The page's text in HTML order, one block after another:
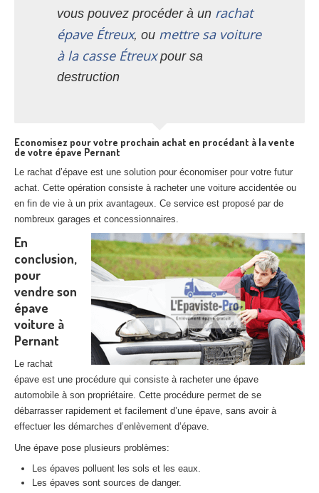
vous pouvez procéder à un rachat
épave Étreux, ou mettre sa voiture
à la casse Étreuxpour sa
destruction
Economisez pour votre prochain achat en procédant à la vente
de votre épave Pernant
Le rachat d’épave est une solution pour économiser pour votre futur
achat. Cette opération consiste à racheter une voiture accidentée ou
en fin de vie à un prix avantageux. Ce service est proposé par de
nombreux garages et concessionnaires.
En
conclusion,
pour
vendre son
épave
voiture à
Pernant
Le rachat
épave est une procédure qui consiste à racheter une épave
automobile à son propriétaire. Cette procédure permet de se
débarrasser rapidement et facilement d’une épave, sans avoir à
effectuer les démarches d’enlèvement d’épave.
Une épave pose plusieurs problèmes:
Les épaves polluent les sols et les eaux.
Les épaves sont sources de danger.